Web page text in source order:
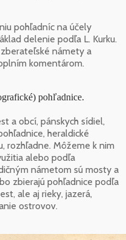
pohľadníc na účely
delenie podľa L. Kurku.
námety a
komentárom.
pohľadnice.
a obcí, pánskych sídiel,
heraldické
rozhľadne. Môžeme k nim
alebo podľa
námetom sú mosty a
zbierajú pohľadnice podľa
ale aj rieky, jazerá,
ostrovov.